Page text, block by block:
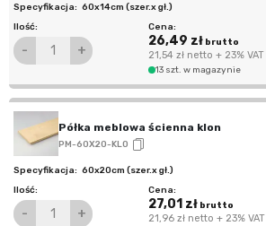
60x14cm (szer.x gł.)
- +
26,49 złbrutto
21,54 złnetto + 23% VAT
13 szt. w magazynie
Półka meblowa ścienna klon
PM-60X20-KLO
60x20cm (szer.x gł.)
- +
27,01 złbrutto
21,96 złnetto + 23% VAT